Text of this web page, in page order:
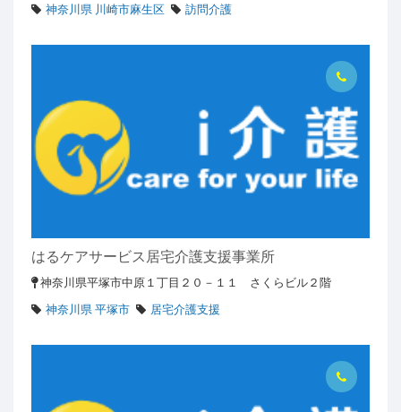
神奈川県 川崎市麻生区
訪問介護
はるケアサービス居宅介護支援事業所
神奈川県平塚市中原１丁目２０－１１ さくらビル２階
神奈川県 平塚市
居宅介護支援